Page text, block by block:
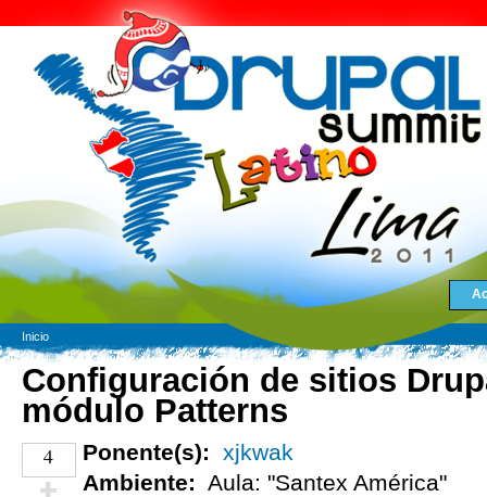
Inicio
Configuración de sitios
módulo Patterns
4 Ponente(s):
xjkwak
Ambiente: Aula: "Santex América"